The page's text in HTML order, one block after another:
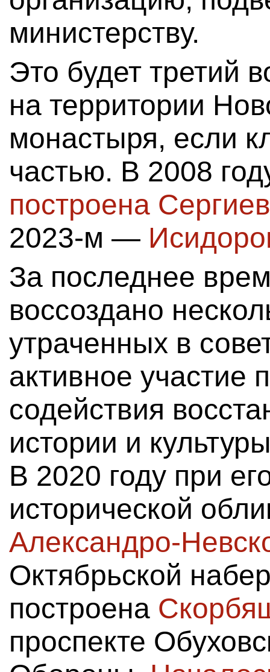
министерству.
Это будет третий
на территории
монастыря, если
частью. В 2008
построена
2023-м —
За последнее
воссоздано
утраченных в
активное участие
содействия
истории и
В 2020 году при
исторической
Александро-
Октябрьской
построена
проспекте